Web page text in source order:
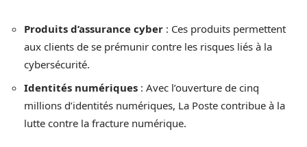
Produits d’assurance cyber : Ces produits permettent
aux clients de se prémunir contre les risques liés à la
cybersécurité.
Identités numériques : Avec l’ouverture de cinq
millions d’identités numériques, La Poste contribue à la
lutte contre la fracture numérique.